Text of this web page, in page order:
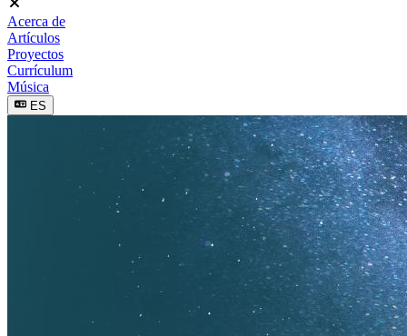
Acerca de
Artículos
Proyectos
Currículum
Música
ES